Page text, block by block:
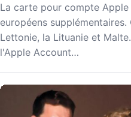
La carte pour compte
européens
Lettonie, la Lituanie et
l'Apple Account…